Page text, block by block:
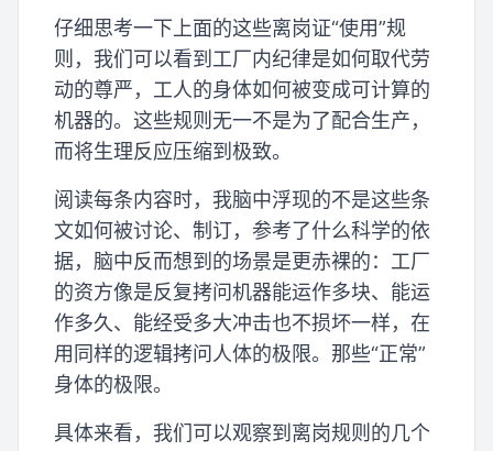
仔细思考一下上面的这些离岗证“使用”规
则，我们可以看到工厂内纪律是如何取代劳
动的尊严，工人的身体如何被变成可计算的
机器的。这些规则无一不是为了配合生产，
而将生理反应压缩到极致。
阅读每条内容时，我脑中浮现的不是这些条
文如何被讨论、制订，参考了什么科学的依
据，脑中反而想到的场景是更赤裸的：工厂
的资方像是反复拷问机器能运作多块、能运
作多久、能经受多大冲击也不损坏一样，在
用同样的逻辑拷问人体的极限。那些“正常”
身体的极限。
具体来看，我们可以观察到离岗规则的几个